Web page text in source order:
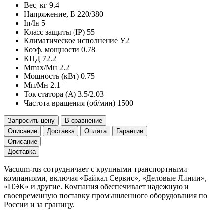
Вес, кг 9.4
Напряжение, В 220/380
Iп/Iн 5
Класс защиты (IP) 55
Климатическое исполнение У2
Коэф. мощности 0.78
КПД 72.2
Мmax/Мн 2.2
Мощность (кВт) 0.75
Мп/Мн 2.1
Ток статора (А) 3.5/2.03
Частота вращения (об/мин) 1500
Запросить цену
В сравнение
Описание
Доставка Оплата
Гарантии
Описание
Доставка
Vacuum-rus сотрудничает с крупными транспортными
компаниями, включая «Байкал Сервис», «Деловые Линии»,
«ПЭК» и другие. Компания обеспечивает надежную и
своевременную поставку промышленного оборудования по
России и за границу.